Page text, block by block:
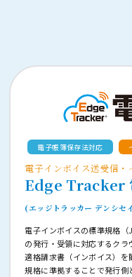
電子帳簿保存法対応
電子インボイス送受信・
Edge Tracker
(エッジトラッカー デンシセ
電子インボイスの標準規格
の発行・受領に対応するクラ
適格請求書（インボイス）
規格に準拠することで発行